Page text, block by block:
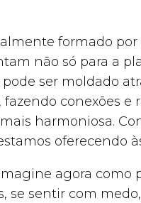
formado por
não só para a
ser moldado
conexões e
harmoniosa.
oferecendo
agora como
se sentir com